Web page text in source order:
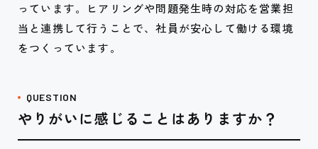
っています。ヒアリングや問題発生時の対応を営業担
当と連携して行うことで、社員が安心して働ける環境
をつくっています。
QUESTION
やりがいに感じることはありますか？